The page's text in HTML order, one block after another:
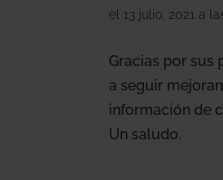
el 13 julio, 2021 a
Gracias por sus
a seguir
información de
Un saludo.